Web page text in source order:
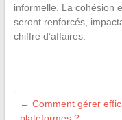
informelle. La cohésion
seront renforcés,
chiffre d’affaires.
← Comment gérer